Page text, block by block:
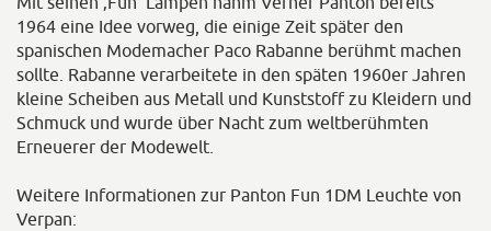
1964 eine Idee vorweg, die einige Zeit später den
spanischen Modemacher Paco Rabanne berühmt machen
sollte. Rabanne verarbeitete in den späten 1960er Jahren
kleine Scheiben aus Metall und Kunststoff zu Kleidern und
Schmuck und wurde über Nacht zum weltberühmten
Erneuerer der Modewelt.
Weitere Informationen zur Panton Fun 1DM Leuchte von
Verpan: